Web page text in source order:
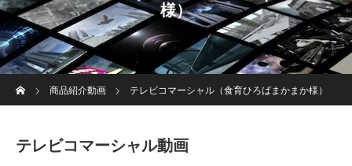
様）
商品紹介動画
テレビコマーシャル（食育ひろばまかまか様）
テレビコマーシャル動画